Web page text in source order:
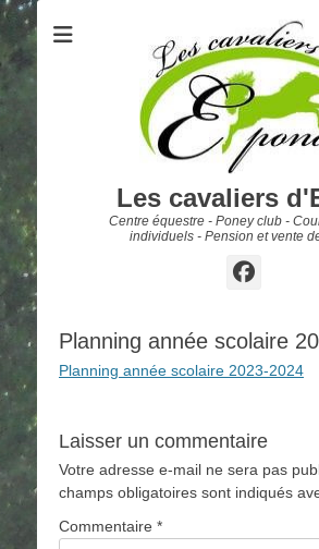
Les cavaliers
Centre équestre - Poney club -
individuels - Pension et vente
Planning année scolaire
Planning année scolaire 2023-2024
Laisser un commentaire
Votre adresse e-mail ne sera pas
champs obligatoires sont indiqués
Commentaire *